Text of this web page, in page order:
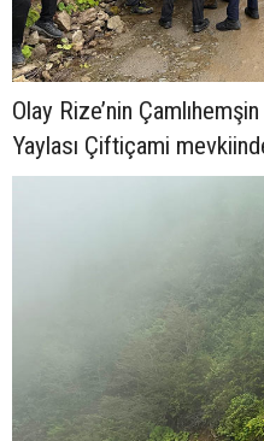
Olay Rize’nin
Yaylası Çiftiçami